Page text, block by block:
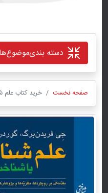
دسته بندیموضوع‌ها
صفحه نخست خرید کتاب علم